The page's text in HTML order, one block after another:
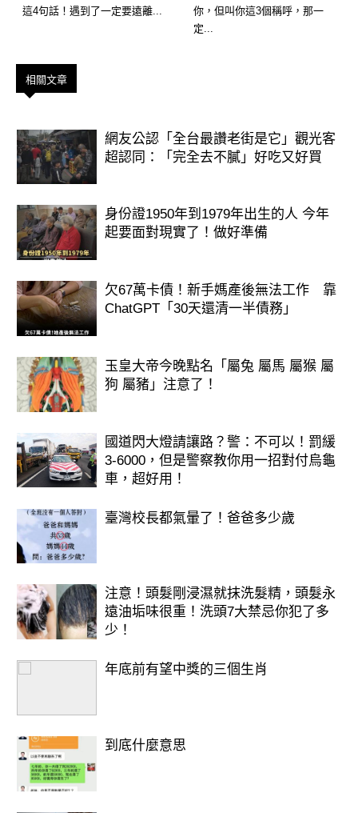
這4句話！遇到了一定要遠離...
你，但叫你這3個稱呼，那一
定...
相關文章
網友公認「全台最讚老街是它」觀光客
超認同：「完全去不膩」好吃又好買
身份證1950年到1979年出生的人 今年
起要面對現實了！做好準備
欠67萬卡債！新手媽產後無法工作 靠
ChatGPT「30天還清一半債務」
玉皇大帝今晚點名「屬兔 屬馬 屬猴 屬
狗 屬豬」注意了！
國道閃大燈請讓路？警：不可以！罰緩
3-6000，但是警察教你用一招對付烏龜
車，超好用！
臺灣校長都氣暈了！爸爸多少歲
注意！頭髮剛浸濕就抹洗髮精，頭髮永
遠油垢味很重！洗頭7大禁忌你犯了多
少！
年底前有望中獎的三個生肖
到底什麼意思